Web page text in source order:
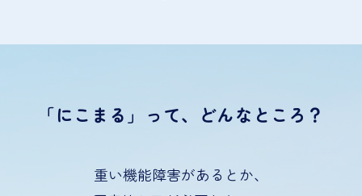
「にこまる」って、どんなところ？
重い機能障害があるとか、